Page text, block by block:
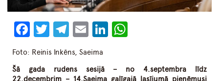
Facebook
Twitter
Telegram
EmailLinkedIn
Foto: Reinis Inkēns, Saeima
Šā gada rudens sesijā – no 4.septembra līdz
22.decembrim – 14.Saeima galīgajā lasījumā pieņēmusi